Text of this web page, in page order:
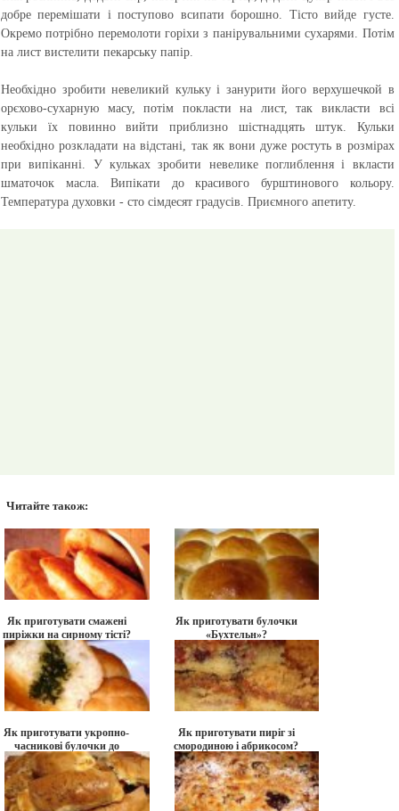
добре перемішати і поступово всипати борошно. Тісто вийде густе.
Окремо потрібно перемолоти горіхи з панірувальними сухарями. Потім
на лист вистелити пекарську папір.
Необхідно зробити невеликий кульку і занурити його верхушечкой в
орєхово-сухарную масу, потім покласти на лист, так викласти всі
кульки їх повинно вийти приблизно шістнадцять штук. Кульки
необхідно розкладати на відстані, так як вони дуже ростуть в розмірах
при випіканні. У кульках зробити невелике поглиблення і вкласти
шматочок масла. Випікати до красивого бурштинового кольору.
Температура духовки - сто сімдесят градусів. Приємного апетиту.
Читайте також:
Як приготувати смажені
пиріжки на сирному тісті?
Як приготувати булочки
«Бухтельн»?
Як приготувати укропно-
часникові булочки до
борщу?
Як приготувати пиріг зі
смородиною і абрикосом?